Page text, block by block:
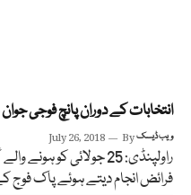
انتخابات کے دوران پانچ فوجی
July 26, 2018 Byویب ڈیسک
راولپنڈی: 25 جولائی کو
فرائض انجام دیتے ہوئے پاک